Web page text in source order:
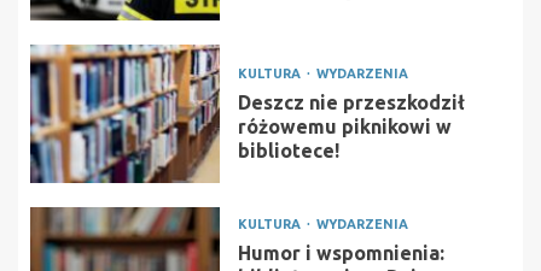
KULTURA WYDARZENIA
Deszcz nie przeszkodził
różowemu piknikowi w
bibliotece!
KULTURA WYDARZENIA
Humor i wspomnienia: